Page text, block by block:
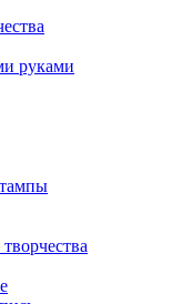
руками